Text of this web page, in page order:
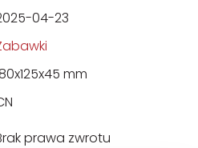
04-23
mm
prawa zwrotu